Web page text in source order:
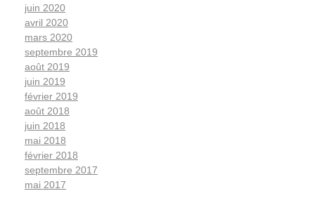
juin 2020
avril 2020
mars 2020
septembre 2019
août 2019
juin 2019
février 2019
août 2018
juin 2018
mai 2018
février 2018
septembre 2017
mai 2017